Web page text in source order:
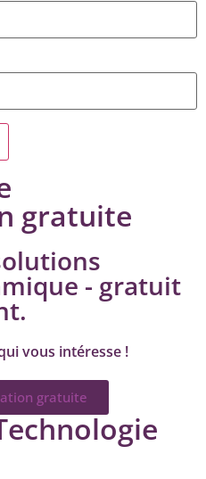
gratuite
- gratuit
vous intéresse !
gratuite